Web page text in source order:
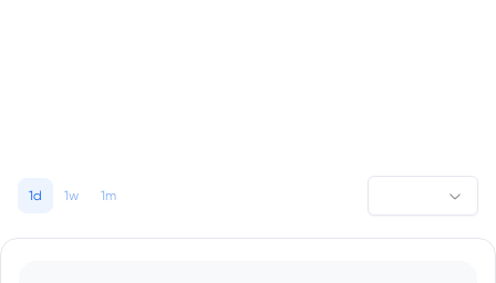
1d 1w 1m